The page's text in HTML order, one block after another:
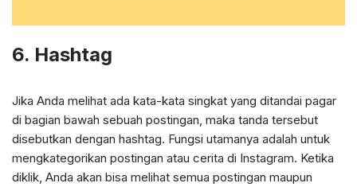
6. Hashtag
Jika Anda melihat ada kata-kata singkat yang ditandai pagar
di bagian bawah sebuah postingan, maka tanda tersebut
disebutkan dengan hashtag. Fungsi utamanya adalah untuk
mengkategorikan postingan atau cerita di Instagram. Ketika
diklik, Anda akan bisa melihat semua postingan maupun